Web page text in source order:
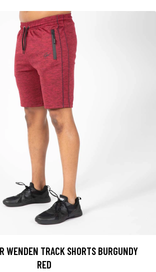
WENDEN TRACK SHORTS BURGUNDY
RED